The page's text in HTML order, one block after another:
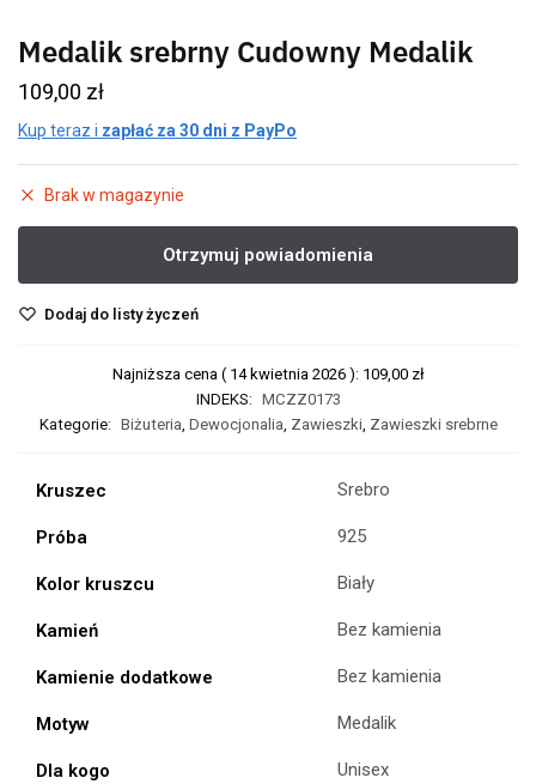
Medalik srebrny Cudowny Medalik
109,00 zł
Kup teraz i zapłać za 30 dni z PayPo
Brak w magazynie
Dodaj do listy życzeń
Najniższa cena (14 kwietnia 2026): 109,00 zł
INDEKS: MCZZ0173
Kategorie: Biżuteria, Dewocjonalia, Zawieszki, Zawieszki srebrne
Kruszec Srebro
Próba 925
Kolor kruszcu Biały
Kamień Bez kamienia
Kamienie dodatkowe Bez kamienia
Motyw Medalik
Dla kogo Unisex